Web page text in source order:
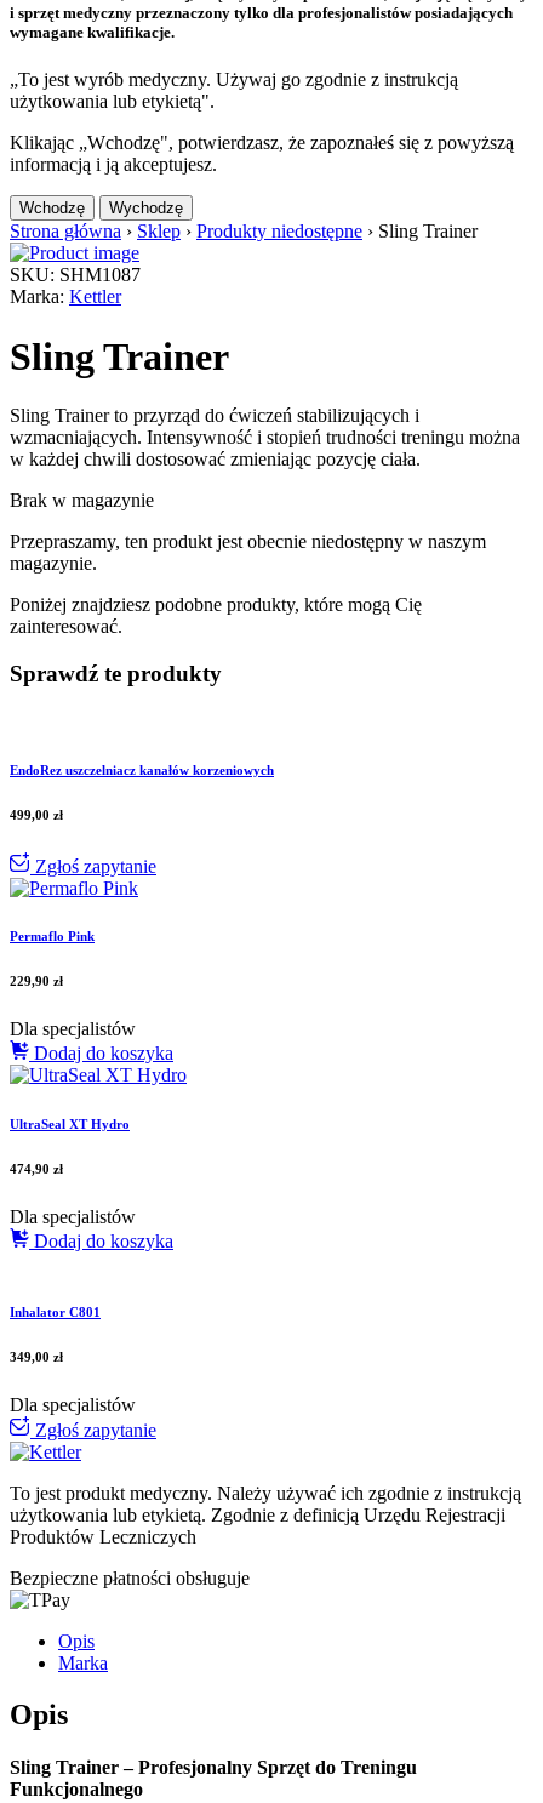
i sprzęt medyczny przeznaczony tylko dla profesjonalistów posiadających
wymagane kwalifikacje.
„To jest wyrób medyczny. Używaj go zgodnie z instrukcją
użytkowania lub etykietą".
Klikając „Wchodzę", potwierdzasz, że zapoznałeś się z powyższą
informacją i ją akceptujesz.
Wchodzę Wychodzę
Strona główna › Sklep › Produkty niedostępne › Sling Trainer
SKU: SHM1087
Marka: Kettler
Sling Trainer
Sling Trainer to przyrząd do ćwiczeń stabilizujących i
wzmacniających. Intensywność i stopień trudności treningu można
w każdej chwili dostosować zmieniając pozycję ciała.
Brak w magazynie
Przepraszamy, ten produkt jest obecnie niedostępny w naszym
magazynie.
Poniżej znajdziesz podobne produkty, które mogą Cię
zainteresować.
Sprawdź te produkty
EndoRez uszczelniacz kanałów korzeniowych
499,00 zł
Zgłoś zapytanie
Permaflo Pink
229,90 zł
Dla specjalistów
Dodaj do koszyka
UltraSeal XT Hydro
474,90 zł
Dla specjalistów
Dodaj do koszyka
Inhalator C801
349,00 zł
Dla specjalistów
Zgłoś zapytanie
To jest produkt medyczny. Należy używać ich zgodnie z instrukcją
użytkowania lub etykietą. Zgodnie z definicją Urzędu Rejestracji
Produktów Leczniczych
Bezpieczne płatności obsługuje
Opis
Marka
Opis
Sling Trainer – Profesjonalny Sprzęt do Treningu
Funkcjonalnego